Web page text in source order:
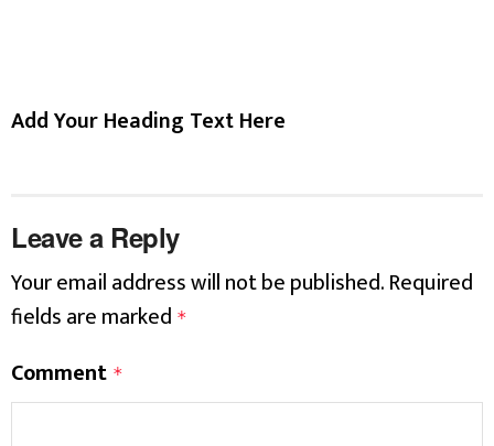
Add Your Heading Text Here
Leave a Reply
Your email address will not be published.Required
fields are marked *
Comment *